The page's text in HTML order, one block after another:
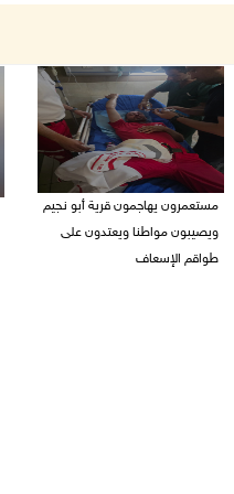
مستعمرون يهاجمون قرية أبو نجيم
ويصيبون مواطنا ويعتدون على
طواقم الإسعاف